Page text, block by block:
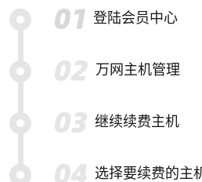
登陆会员中心
万网主机管理
继续续费主机
选择要续费的主